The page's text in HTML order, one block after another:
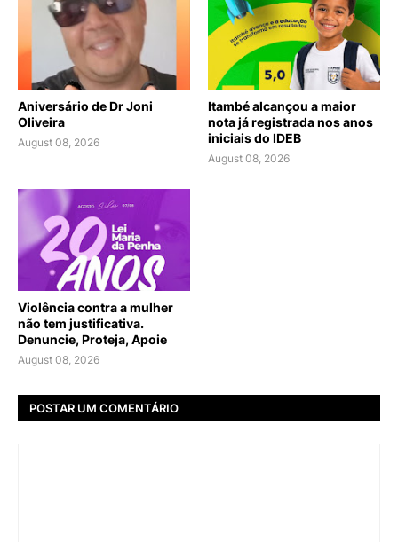
Aniversário de Dr Joni
Oliveira
August 08, 2026
Itambé alcançou a maior
nota já registrada nos anos
iniciais do IDEB
August 08, 2026
Violência contra a mulher
não tem justificativa.
Denuncie, Proteja, Apoie
August 08, 2026
POSTAR UM COMENTÁRIO